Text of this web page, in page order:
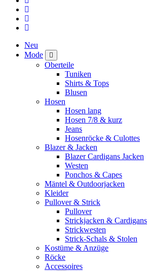
Neu
Mode
Oberteile
Tuniken
Shirts & Tops
Blusen
Hosen
Hosen lang
Hosen 7/8 & kurz
Jeans
Hosenröcke & Culottes
Blazer & Jacken
Blazer Cardigans Jacken
Westen
Ponchos & Capes
Mäntel & Outdoorjacken
Kleider
Pullover & Strick
Pullover
Strickjacken & Cardigans
Strickwesten
Strick-Schals & Stolen
Kostüme & Anzüge
Röcke
Accessoires